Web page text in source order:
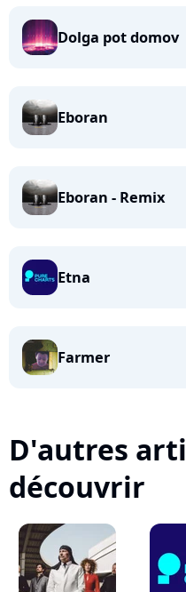
Dolga pot domov
Eboran
Eboran - Remix
Etna
Farmer
D'autres
découvrir